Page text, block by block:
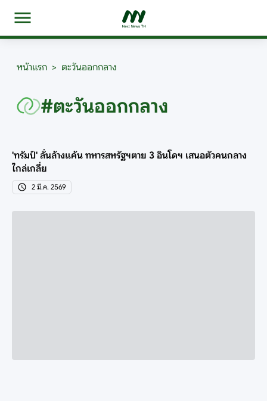
หน้าแรก > ตะวันออกกลาง
#ตะวันออกกลาง
'ทรัมป์' ลั่นล้างแค้น ทหารสหรัฐฯตาย 3 อินโดฯ เสนอตัวคนกลาง
ไกล่เกลี่ย
2 มี.ค. 2569